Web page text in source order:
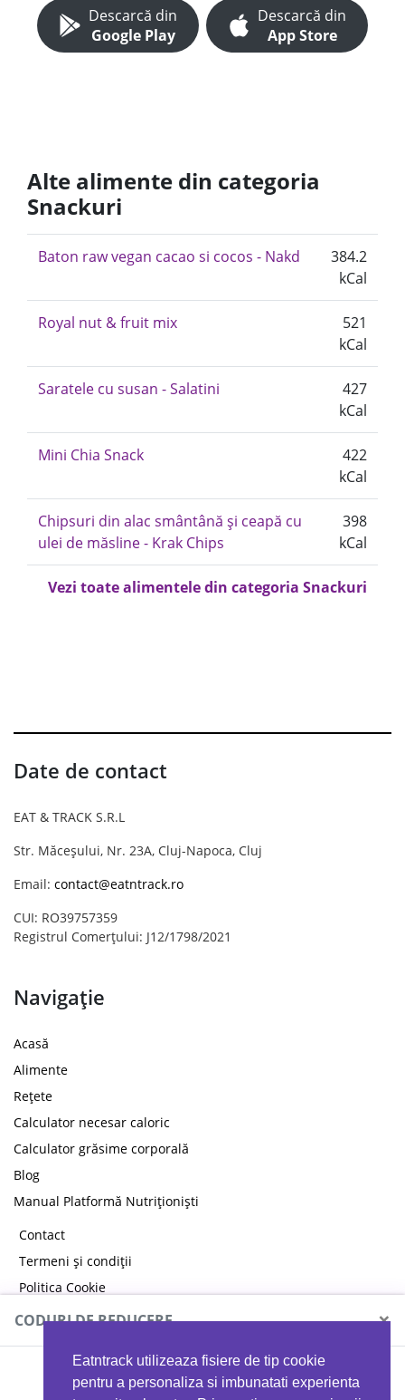
Eatntrack utilizeaza fisiere de tip cookie
pentru a personaliza si imbunatati experienta
Descarcă din
Google Play
Descarcă din
App Store
Alte alimente din categoria
Snackuri
Baton raw vegan cacao si cocos - Nakd
384.2
kCal
Royal nut & fruit mix
521
kCal
Saratele cu susan - Salatini
427
kCal
Mini Chia Snack
422
kCal
Chipsuri din alac smântână și ceapă cu
ulei de măsline - Krak Chips
398
kCal
Vezi toate alimentele din categoria Snackuri
Date de contact
EAT & TRACK S.R.L
Str. Măceșului, Nr. 23A, Cluj-Napoca, Cluj
Email: contact@eatntrack.ro
CUI: RO39757359
Registrul Comerțului: J12/1798/2021
Navigație
Acasă
Alimente
Rețete
Calculator necesar caloric
Calculator grăsime corporală
Blog
Manual Platformă Nutriționiști
Contact
Termeni și condiții
Politica Cookie
Politica de confidențialitate
CODURI DE REDUCERE ×
MYPROTEIN